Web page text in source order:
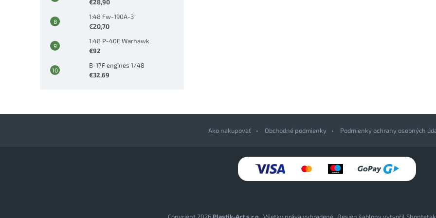
€28,90
1:48 Fw-190A-3
€20,70
1:48 P-40E Warhawk
€92
B-17F engines 1/48
€32,69
Ako nakupovať Obchodné podmienky Podmienky ochrany osobných